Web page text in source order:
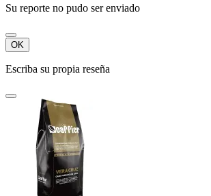
Su reporte no pudo ser enviado
OK
Escriba su propia reseña